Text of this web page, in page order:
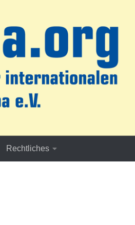
Rechtliches